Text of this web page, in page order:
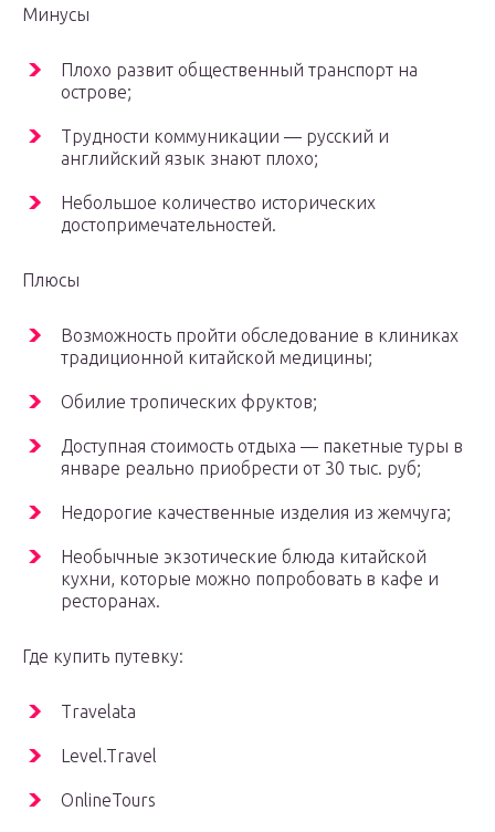
Минусы
Плохо развит общественный транспорт на
острове;
Трудности коммуникации — русский и
английский язык знают плохо;
Небольшое количество исторических
достопримечательностей.
Плюсы
Возможность пройти обследование в клиниках
традиционной китайской медицины;
Обилие тропических фруктов;
Доступная стоимость отдыха — пакетные туры в
январе реально приобрести от 30 тыс. руб;
Недорогие качественные изделия из жемчуга;
Необычные экзотические блюда китайской
кухни, которые можно попробовать в кафе и
ресторанах.
Где купить путевку:
Travelata
Level.Travel
OnlineTours